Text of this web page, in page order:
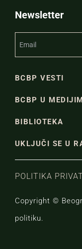
Newsletter
BCBP VESTI
BCBP U
BIBLIOTEKA
UKLJUČI SE U
POLITIKA
Copyright ©
politiku.